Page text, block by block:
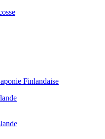
Finlandaise